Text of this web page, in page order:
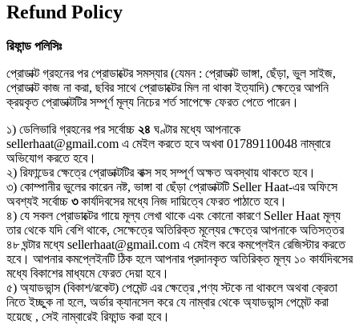
Refund Policy
রিফান্ড পলিসিঃ
প্রোডাক্ট গ্রহনের পর প্রোডাক্টের সমস্যার (যেমন : প্রোডাক্ট ভাঙ্গা, ছেঁড়া, ভুল সাইজ,
প্রোডাক্ট কাজ না করা, ছবির সাথে প্রোডাক্টের মিল না থাকা ইত্যাদি) ক্ষেত্রে আপনি
ক্রয়কৃত প্রোডাক্টটির সম্পূর্ণ মূল্য নিচের শর্ত সাপেক্ষে ফেরত পেতে পারেন।
১) ডেলিভারি গ্রহনের পর সর্বোচ্চ ২৪ ঘণ্টার মধ্যে আপনাকে
sellerhaat@gmail.com এ মেইল করতে হবে অখবা 01789110048 নাম্বারে
অভিযোগ করতে হবে।
২) রিফান্ডের ক্ষেত্রে প্রোডাক্টটির বাক্স সহ সম্পূর্ণ অক্ষত অবস্থায় থাকতে হবে।
৩) কোম্পানীর ভুলের কারেন নষ্ট, ভাঙ্গা বা ছেঁড়া প্রোডাক্টটি Seller Haat-এর অফিসে
অবশ্যই সর্বোচ্চ ৩কার্যদিবসের মধ্যে নিজ দায়িত্বে ফেরত পাঠাতে হবে।
৪) যে সকল প্রোডাক্টের গায়ে মূল্য লেখা থাকে এবং কোনো কারণে Seller Haat মূল্য
তার থেকে যদি বেশি থাকে, সেক্ষেত্রে অতিরিক্ত মূল্যের ক্ষেত্রে আপনাকে অতিসত্তর
৪৮ ঘন্টার মধ্যে sellerhaat@gmail.com এ মেইল করে কমপ্লেইন রেজিস্টার করতে
হবে। আপনার কমপ্লেইনটি ঠিক হলে আপনার প্রদানকৃত অতিরিক্ত মূল্য ১০ কার্যদিবসের
মধ্যে বিকাশের মাধ্যমে ফেরত দেয়া হবে।
৫) অ্যাডভান্স (বিকাশ/রকেট) পেমেন্ট এর ক্ষেত্রে ,পণ্য স্টকে না থাকলে অথবা ক্রেতা
নিতে ইচ্ছুক না হলে, অর্ডার ক্যানসেল করে যে নাম্বার থেকে অ্যাডভান্স পেমেন্ট করা
হয়েছে , সেই নাম্বারেই রিফান্ড করা হবে।